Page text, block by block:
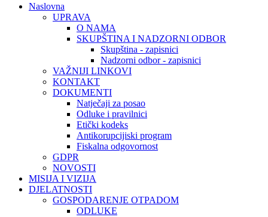
Naslovna
UPRAVA
O NAMA
SKUPŠTINA I NADZORNI ODBOR
Skupština - zapisnici
Nadzorni odbor - zapisnici
VAŽNIJI LINKOVI
KONTAKT
DOKUMENTI
Natječaji za posao
Odluke i pravilnici
Etički kodeks
Antikorupcijiski program
Fiskalna odgovornost
GDPR
NOVOSTI
MISIJA I VIZIJA
DJELATNOSTI
GOSPODARENJE OTPADOM
ODLUKE